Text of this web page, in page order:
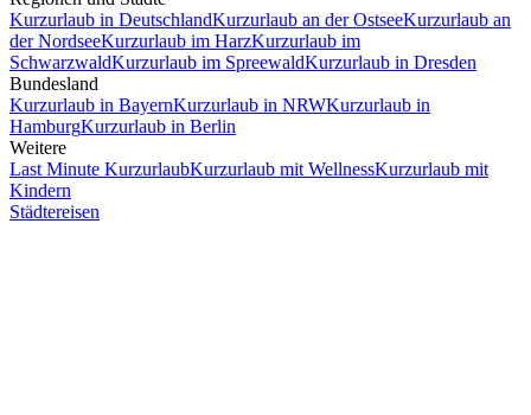
Kurzurlaub in DeutschlandKurzurlaub an der OstseeKurzurlaub an
der NordseeKurzurlaub im HarzKurzurlaub im
SchwarzwaldKurzurlaub im SpreewaldKurzurlaub in Dresden
Bundesland
Kurzurlaub in BayernKurzurlaub in NRWKurzurlaub in
HamburgKurzurlaub in Berlin
Weitere
Last Minute KurzurlaubKurzurlaub mit WellnessKurzurlaub mit
Kindern
Städtereisen